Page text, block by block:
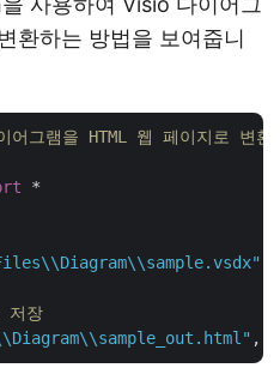
환하는 방법을 보여줍니
그램을 HTML 웹 페이지로 변환
*
저장